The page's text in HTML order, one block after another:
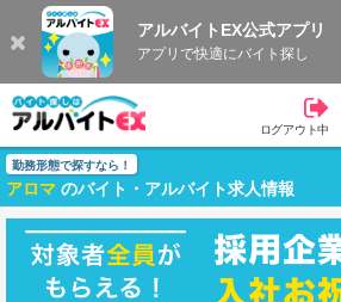
アルバイトEX公式アプリ
アプリで快適にバイト探し
ログアウト中
勤務形態で探すなら！
アロマ のバイト・アルバイト求人情報